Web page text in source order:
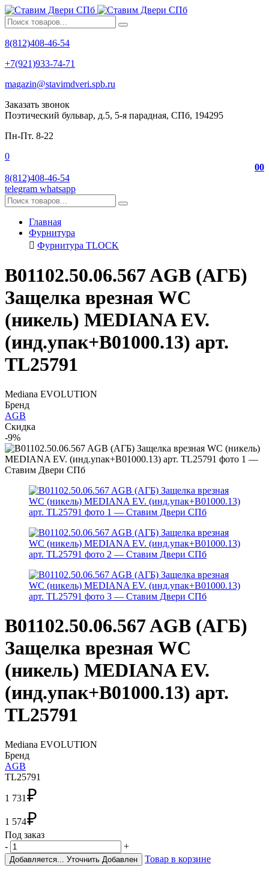
8(812)408-46-54
+7(921)933-74-71
magazin@stavimdveri.spb.ru
Заказать звонок
Поэтический бульвар, д.5, 5-я парадная, СПб, 194295
Пн-Пт. 8-22
0
00
8(812)408-46-54
telegram whatsapp
Главная
Фурнитура
Фурнитура TLOCK
B01102.50.06.567 AGB (АГБ)
Защелка врезная WC
(никель) MEDIANA EV.
(инд.упак+B01000.13) арт.
TL25791
Mediana EVOLUTION
Бренд
AGB
Скидка
-9%
B01102.50.06.567 AGB (АГБ)
Защелка врезная WC
(никель) MEDIANA EV.
(инд.упак+B01000.13) арт.
TL25791
Mediana EVOLUTION
Бренд
AGB
TL25791
1 731₽
1 574₽
Под заказ
-
+
Добавляется... Уточнить Добавлен Товар в корзине